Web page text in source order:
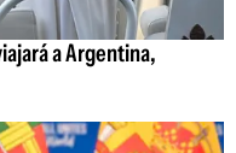
a Argentina,